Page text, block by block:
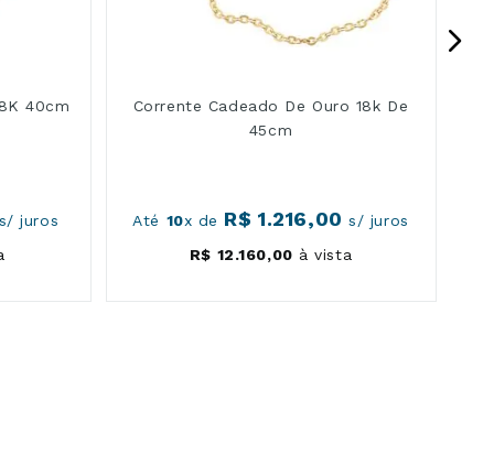
40cm
juros
Corrente Cadeado De Ouro 18k De
45cm
Até 10x de R$ 1.216,00 s/ juros
R$ 12.160,00 à vista